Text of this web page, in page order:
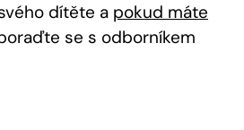
dítěte a pokud máte
se s odborníkem